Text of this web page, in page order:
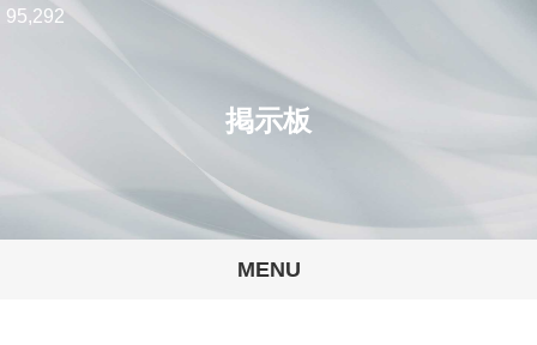
掲示板
MENU
95,292